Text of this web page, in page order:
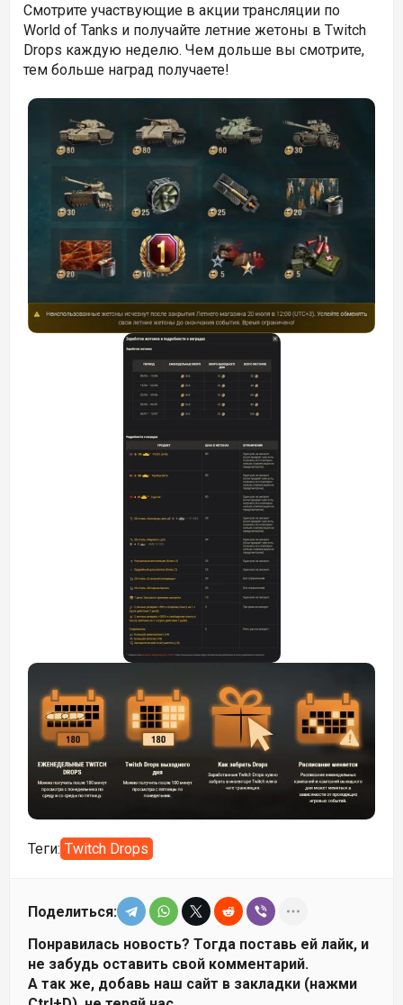
Смотрите участвующие в акции трансляции по
World of Tanks и получайте летние жетоны в Twitch
Drops каждую неделю. Чем дольше вы смотрите,
тем больше наград получаете!
Теги: Twitch Drops
Поделиться:
Понравилась новость? Тогда поставь ей лайк, и
не забудь оставить свой комментарий.
А так же, добавь наш сайт в закладки (нажми